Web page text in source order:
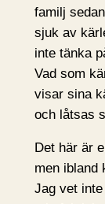
familj
sjuk av
inte tänka
Vad som
visar sina
och låtsas
Det här är
men ibland
Jag vet